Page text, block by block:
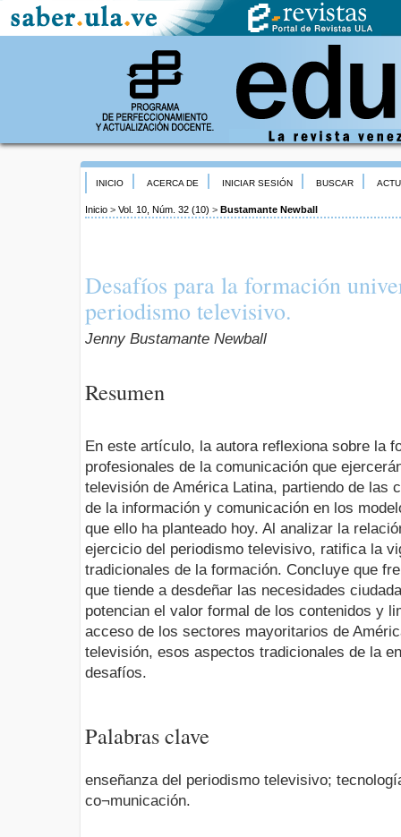
INICIO ACERCA DE INICIAR SESIÓN BUSCAR
Inicio > Vol. 10, Núm. 32 (10) > Bustamante Newball
Desafíos para la formación
periodismo televisivo.
Jenny Bustamante Newball
Resumen
En este artículo, la autora reflexiona sobre la
profesionales de la comunicación que
televisión de América Latina, partiendo de las
de la información y comunicación en los
que ello ha planteado hoy. Al analizar la
ejer­cicio del periodismo televisivo, ratifica la
tradicionales de la formación. Concluye que
que tiende a desdeñar las necesidades
potencian el valor formal de los contenidos y
acceso de los sectores mayoritarios de
televisión, esos aspectos tradicionales de la
desafíos.
Palabras clave
enseñanza del periodismo televisivo;
co¬municación.